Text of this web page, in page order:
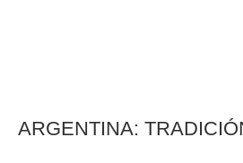
ARGENTINA: